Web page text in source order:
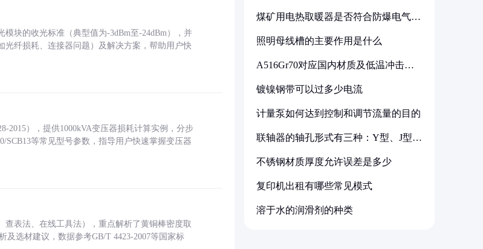
块的收光标准（典型值为-3dBm至-24dBm），并
纤损耗、连接器问题）及解决方案，帮助用户快
2015），提供1000kVA变压器损耗计算实例，分步
等常见型号参数，指导用户快速掌握变压器
表法、在线工具法），重点解析了黄铜棒密度取
及选材建议，数据参考GB/T 4423-2007等国家标
煤矿用电热取暖器是否符合防爆电气设
照明母线槽的主要作用是什么
A516Gr70对应国内材质及低温冲击要
镀镍钢带可以过多少电流
计量泵如何达到控制和调节流量的目的
联轴器的轴孔形式有三种：Y型、J型、
不锈钢材质厚度允许误差是多少
复印机出租有哪些常见模式
溶于水的润滑剂的种类